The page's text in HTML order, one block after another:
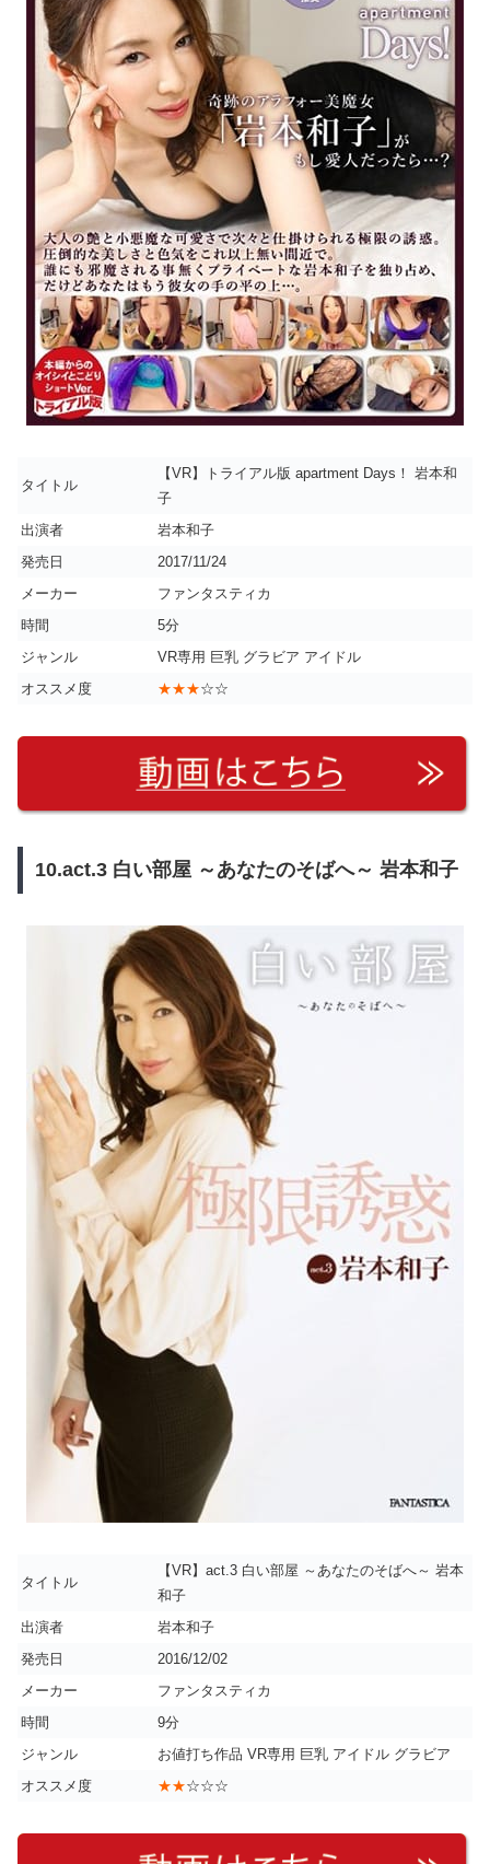
タイトル
【VR】トライアル版 apartment Days！ 岩本和
子
出演者
岩本和子
発売日
2017/11/24
メーカー
ファンタスティカ
時間
5分
ジャンル
VR専用 巨乳 グラビア アイドル
オススメ度
★★★☆☆
10.act.3 白い部屋 ～あなたのそばへ～ 岩本和子
タイトル
【VR】act.3 白い部屋 ～あなたのそばへ～ 岩本
和子
出演者
岩本和子
発売日
2016/12/02
メーカー
ファンタスティカ
時間
9分
ジャンル
お値打ち作品 VR専用 巨乳 アイドル グラビア
オススメ度
★★☆☆☆